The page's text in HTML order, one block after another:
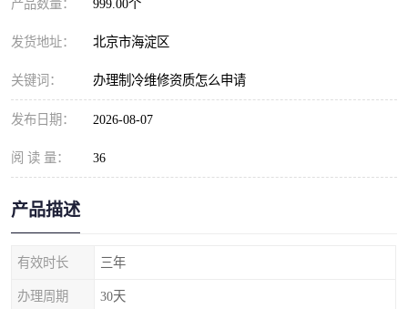
产品数量： 999.00个
发货地址： 北京市海淀区
关键词： 办理制冷维修资质怎么申请
发布日期： 2026-08-07
阅 读 量： 36
产品描述
有效时长 三年
办理周期 30天